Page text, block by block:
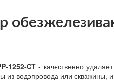
1252-CT- качественно
из водопровода или